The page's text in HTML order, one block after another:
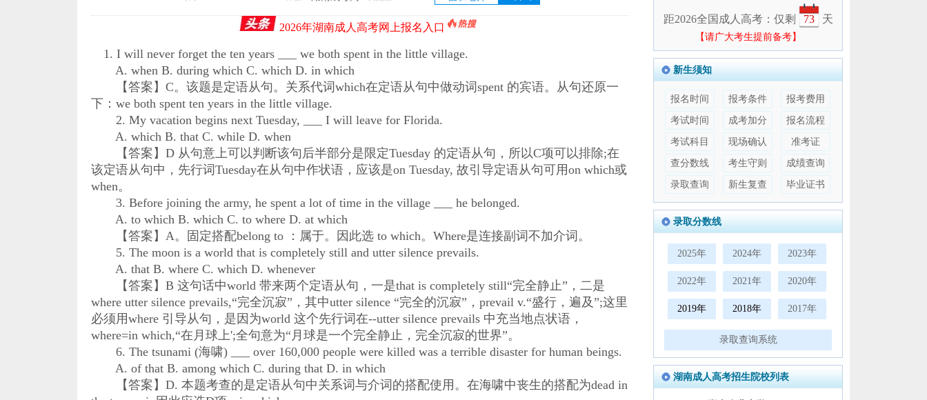
2026年湖南成人高考网上报名入口
1. I will never forget the ten years ___ we both spent in the little village.
A. when B. during which C. which D. in which
【答案】C。该题是定语从句。关系代词which在定语从句中做动词spent 的宾语。从句还原一
下：we both spent ten years in the little village.
2. My vacation begins next Tuesday, ___ I will leave for Florida.
A. which B. that C. while D. when
【答案】D 从句意上可以判断该句后半部分是限定Tuesday 的定语从句，所以C项可以排除;在
该定语从句中，先行词Tuesday在从句中作状语，应该是on Tuesday, 故引导定语从句可用on which或
when。
3. Before joining the army, he spent a lot of time in the village ___ he belonged.
A. to which B. which C. to where D. at which
【答案】A。固定搭配belong to ：属于。因此选 to which。Where是连接副词不加介词。
5. The moon is a world that is completely still and utter silence prevails.
A. that B. where C. which D. whenever
【答案】B 这句话中world 带来两个定语从句，一是that is completely still“完全静止”，二是
where utter silence prevails,“完全沉寂”，其中utter silence “完全的沉寂”，prevail v.“盛行，遍及”;这里
必须用where 引导从句，是因为world 这个先行词在--utter silence prevails 中充当地点状语，
where=in which,“在月球上';全句意为“月球是一个完全静止，完全沉寂的世界”。
6. The tsunami (海啸) ___ over 160,000 people were killed was a terrible disaster for human beings.
A. of that B. among which C. during that D. in which
【答案】D. 本题考查的是定语从句中关系词与介词的搭配使用。在海啸中丧生的搭配为dead in
距2026全国成人高考：仅剩 73 天
【请广大考生提前备考】
新生须知
报名时间 报考条件 报考费用
考试时间 成考加分 报名流程
考试科目 现场确认 准考证
查分数线 考生守则 成绩查询
录取查询 新生复查 毕业证书
录取分数线
2025年 2024年 2023年
2022年 2021年 2020年
2019年 2018年 2017年
录取查询系统
湖南成人高考招生院校列表